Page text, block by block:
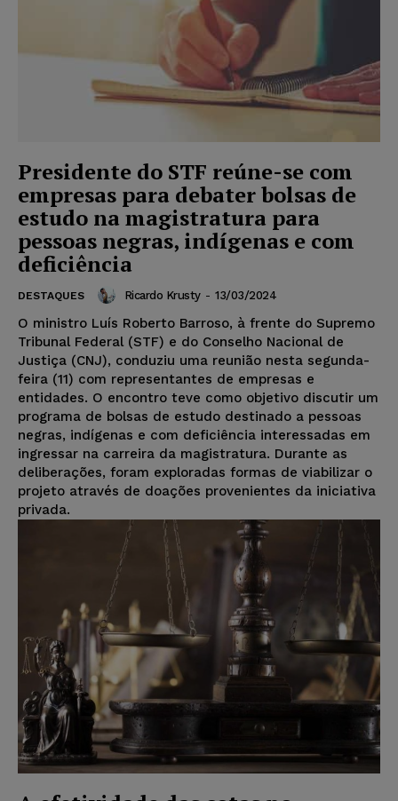
Presidente do STF reúne-se com
empresas para debater bolsas de
estudo na magistratura para
pessoas negras, indígenas e com
deficiência
DESTAQUES Ricardo Krusty - 13/03/2024
O ministro Luís Roberto Barroso, à frente do Supremo
Tribunal Federal (STF) e do Conselho Nacional de
Justiça (CNJ), conduziu uma reunião nesta segunda-
feira (11) com representantes de empresas e
entidades. O encontro teve como objetivo discutir um
programa de bolsas de estudo destinado a pessoas
negras, indígenas e com deficiência interessadas em
ingressar na carreira da magistratura. Durante as
deliberações, foram exploradas formas de viabilizar o
projeto através de doações provenientes da iniciativa
privada.